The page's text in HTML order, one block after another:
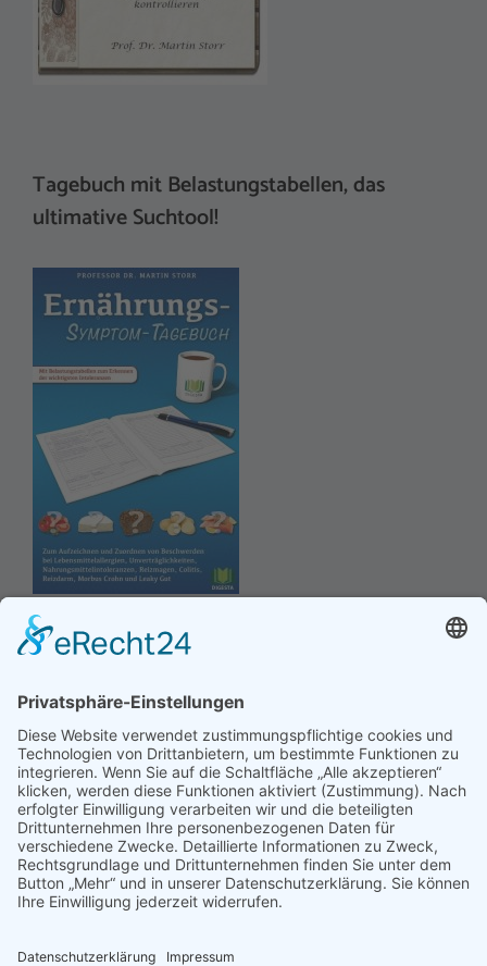
Tagebuch mit Belastungstabellen, das
ultimative Suchtool!
Hinweis an unsere Leser: Wir erstellen für Sie
Informationsseiten. Die Informationen enthalten Affiliate
links zu Amazon, in diesem Zusammenhang erhalten wir
von Partnern eine Provision, sofern ein Kauf zustande
kommt. Für Sie ändert sich dadurch nichts.